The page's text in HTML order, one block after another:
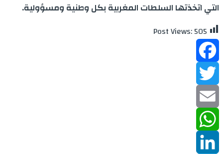
التي اتخذتها السلطات المغربية بكل وطنية ومسؤولية.
Post Views:505
Facebook
Twitter
Email
WhatsApp